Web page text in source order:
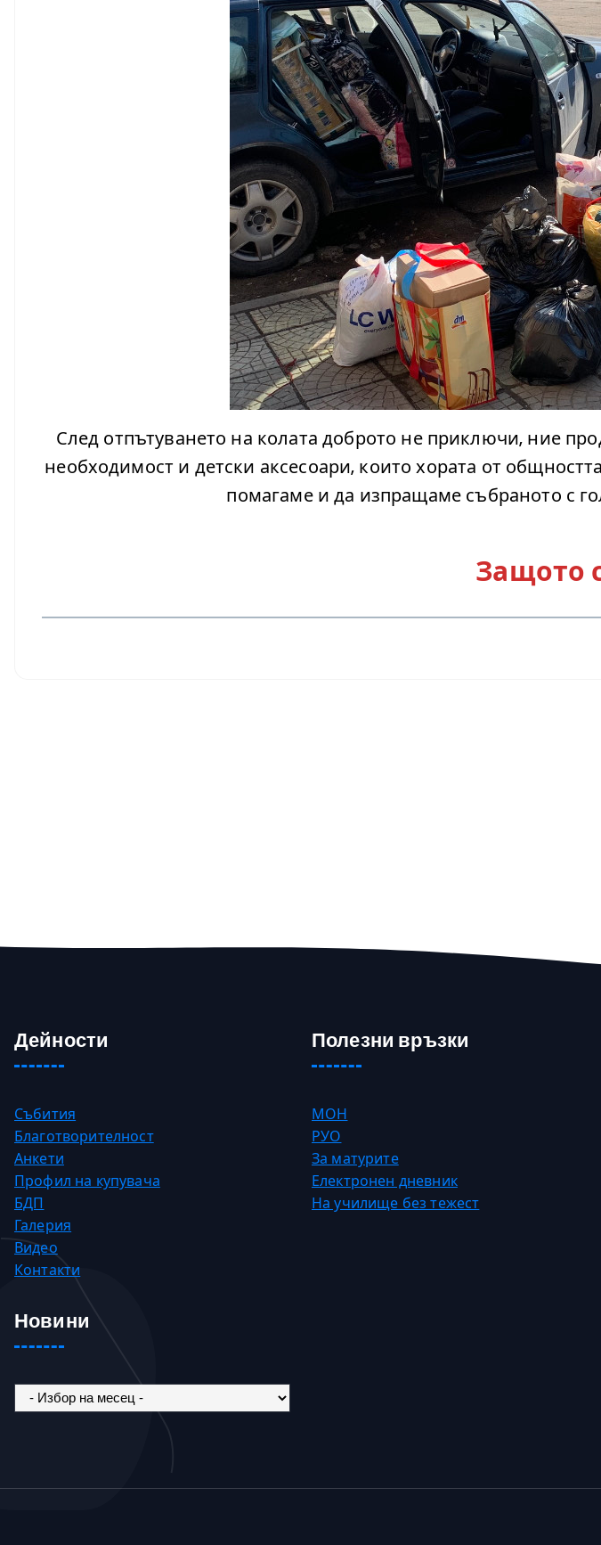
След отпътуването на колата доброто не приключи, ние
необходимост и детски аксесоари, които хората от
помагаме и да изпращаме събраното с
Защото
Дейности
Събития
Благотворителност
Анкети
Профил на купувача
БДП
Галерия
Видео
Контакти
Новини
Новини
Полезни връзки
МОН
РУО
За матурите
Електронен дневник
На училище без тежест